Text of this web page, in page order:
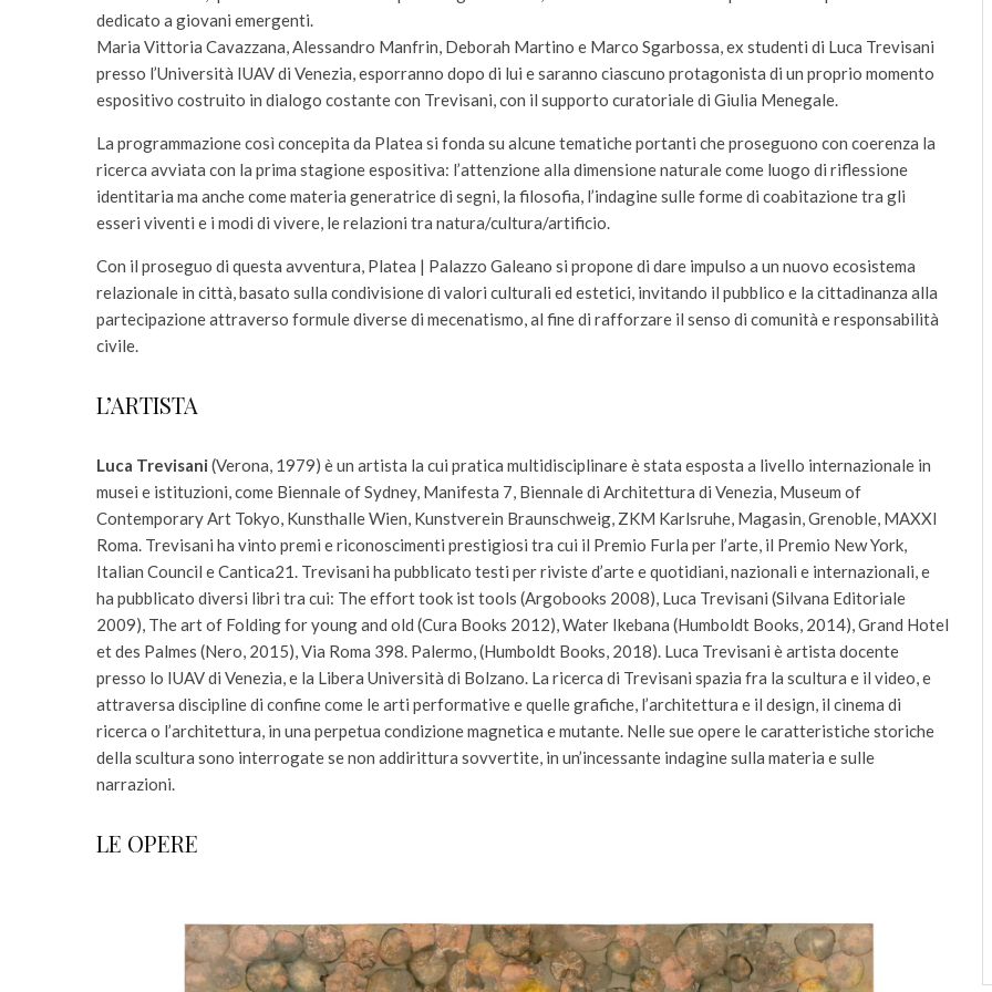
dedicato a giovani emergenti.
Maria Vittoria Cavazzana, Alessandro Manfrin, Deborah Martino e Marco Sgarbossa, ex studenti di Luca Trevisani
presso l’Università IUAV di Venezia, esporranno dopo di lui e saranno ciascuno protagonista di un proprio momento
espositivo costruito in dialogo costante con Trevisani, con il supporto curatoriale di Giulia Menegale.
La programmazione così concepita da Platea si fonda su alcune tematiche portanti che proseguono con coerenza la
ricerca avviata con la prima stagione espositiva: l’attenzione alla dimensione naturale come luogo di riflessione
identitaria ma anche come materia generatrice di segni, la filosofia, l’indagine sulle forme di coabitazione tra gli
esseri viventi e i modi di vivere, le relazioni tra natura/cultura/artificio.
Con il proseguo di questa avventura, Platea | Palazzo Galeano si propone di dare impulso a un nuovo ecosistema
relazionale in città, basato sulla condivisione di valori culturali ed estetici, invitando il pubblico e la cittadinanza alla
partecipazione attraverso formule diverse di mecenatismo, al fine di rafforzare il senso di comunità e responsabilità
civile.
L’ARTISTA
Luca Trevisani (Verona, 1979) è un artista la cui pratica multidisciplinare è stata esposta a livello internazionale in
musei e istituzioni, come Biennale of Sydney, Manifesta 7, Biennale di Architettura di Venezia, Museum of
Contemporary Art Tokyo, Kunsthalle Wien, Kunstverein Braunschweig, ZKM Karlsruhe, Magasin, Grenoble, MAXXI
Roma. Trevisani ha vinto premi e riconoscimenti prestigiosi tra cui il Premio Furla per l’arte, il Premio New York,
Italian Council e Cantica21. Trevisani ha pubblicato testi per riviste d’arte e quotidiani, nazionali e internazionali, e
ha pubblicato diversi libri tra cui: The effort took ist tools (Argobooks 2008), Luca Trevisani (Silvana Editoriale
2009), The art of Folding for young and old (Cura Books 2012), Water Ikebana (Humboldt Books, 2014), Grand Hotel
et des Palmes (Nero, 2015), Via Roma 398. Palermo, (Humboldt Books, 2018). Luca Trevisani è artista docente
presso lo IUAV di Venezia, e la Libera Università di Bolzano. La ricerca di Trevisani spazia fra la scultura e il video, e
attraversa discipline di confine come le arti performative e quelle grafiche, l’architettura e il design, il cinema di
ricerca o l’architettura, in una perpetua condizione magnetica e mutante. Nelle sue opere le caratteristiche storiche
della scultura sono interrogate se non addirittura sovvertite, in un’incessante indagine sulla materia e sulle
narrazioni.
LE OPERE